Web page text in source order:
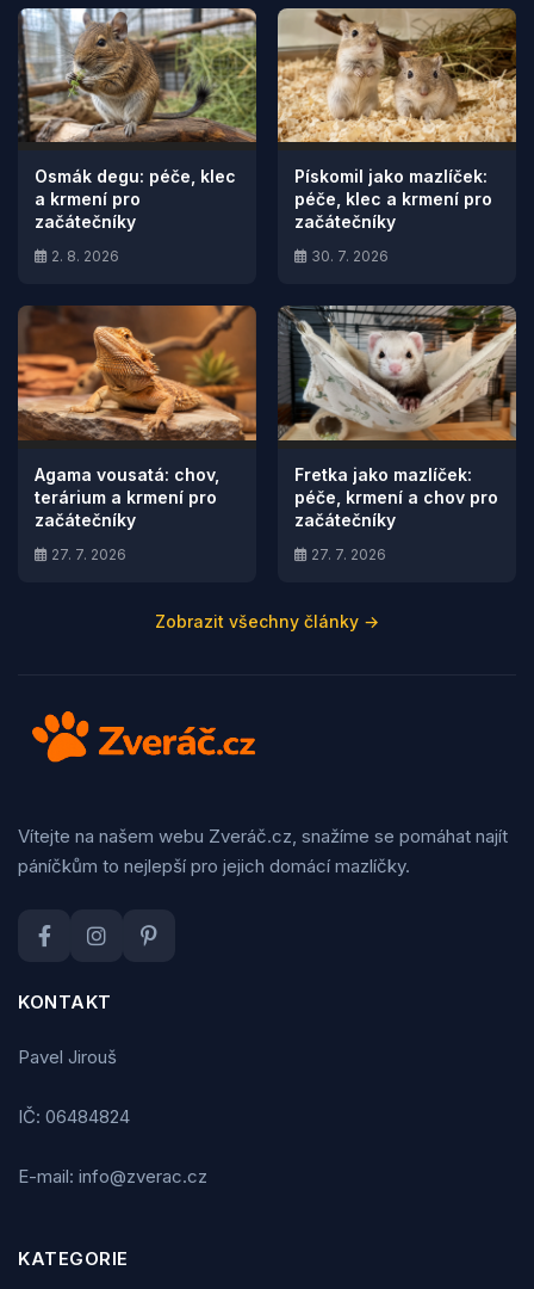
Osmák degu: péče, klec
a krmení pro
začátečníky
2. 8. 2026
Pískomil jako mazlíček:
péče, klec a krmení pro
začátečníky
30. 7. 2026
Agama vousatá: chov,
terárium a krmení pro
začátečníky
27. 7. 2026
Fretka jako mazlíček:
péče, krmení a chov pro
začátečníky
27. 7. 2026
Zobrazit všechny články →
Vítejte na našem webu Zveráč.cz, snažíme se pomáhat najít
páníčkům to nejlepší pro jejich domácí mazlíčky.
KONTAKT
Pavel Jirouš
IČ: 06484824
E-mail: info@zverac.cz
KATEGORIE